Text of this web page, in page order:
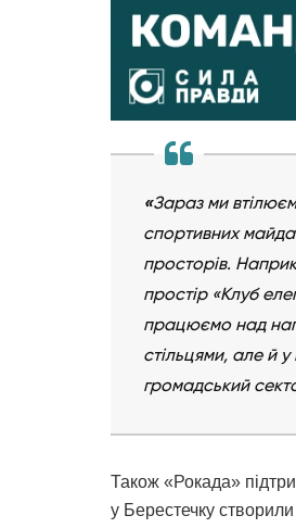
«Зараз ми
спортивних
просторів.
простір «Клуб
працюємо над
стільцями, але й
громадський
Також «Рокада»
у Берестечку